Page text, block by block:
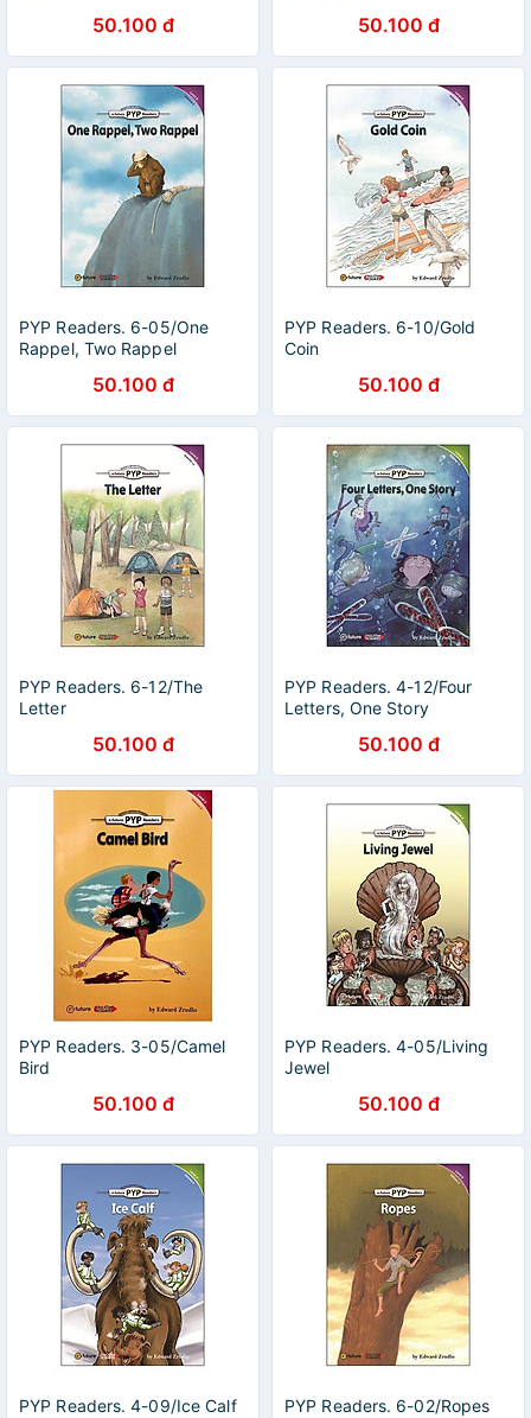
50.100 đ 50.100 đ
PYP Readers. 6-05/One
Rappel, Two Rappel
50.100 đ
PYP Readers. 6-10/Gold
Coin
50.100 đ
PYP Readers. 6-12/The
Letter
50.100 đ
PYP Readers. 4-12/Four
Letters, One Story
50.100 đ
PYP Readers. 3-05/Camel
Bird
50.100 đ
PYP Readers. 4-05/Living
Jewel
50.100 đ
PYP Readers. 4-09/Ice Calf PYP Readers. 6-02/Ropes